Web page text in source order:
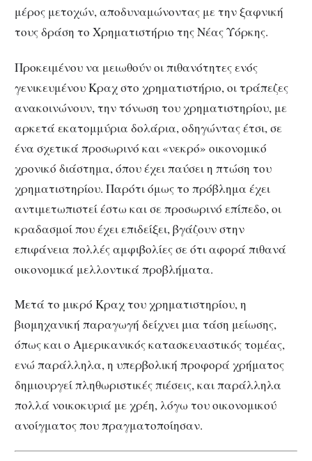
μέρος μετοχών, αποδυναμώνοντας με την ξαφνική
τους δράση το Χρηματιστήριο της Νέας Υόρκης.
Προκειμένου να μειωθούν οι πιθανότητες ενός
γενικευμένου Κραχ στο χρηματιστήριο, οι τράπεζες
ανακοινώνουν, την τόνωση του χρηματιστηρίου, με
αρκετά εκατομμύρια δολάρια, οδηγώντας έτσι, σε
ένα σχετικά προσωρινό και «νεκρό» οικονομικό
χρονικό διάστημα, όπου έχει παύσει η πτώση του
χρηματιστηρίου. Παρότι όμως το πρόβλημα έχει
αντιμετωπιστεί έστω και σε προσωρινό επίπεδο, οι
κραδασμοί που έχει επιδείξει, βγάζουν στην
επιφάνεια πολλές αμφιβολίες σε ότι αφορά πιθανά
οικονομικά μελλοντικά προβλήματα.
Μετά το μικρό Κραχ του χρηματιστηρίου, η
βιομηχανική παραγωγή δείχνει μια τάση μείωσης,
όπως και ο Αμερικανικός κατασκευαστικός τομέας,
ενώ παράλληλα, η υπερβολική προφορά χρήματος
δημιουργεί πληθωριστικές πιέσεις, και παράλληλα
πολλά νοικοκυριά με χρέη, λόγω του οικονομικού
ανοίγματος που πραγματοποίησαν.